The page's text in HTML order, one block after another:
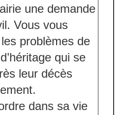
une demande
Vous vous
problèmes de
qui se
leur décès
dans sa vie